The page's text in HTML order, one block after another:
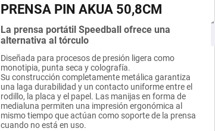
PRENSA PIN AKUA 50,8CM
La prensa portátil Speedball ofrece una
alternativa al tórculo
Diseñada para procesos de presión ligera como
monotipia, punta seca y colografía.
Su construcción completamente metálica garantiza
una laga durabilidad y un contacto uniforme entre el
rodillo, la placa y el papel. Las manijas en forma de
medialuna permiten una impresión ergonómica al
mismo tiempo que actúan como soporte de la prensa
cuando no está en uso.